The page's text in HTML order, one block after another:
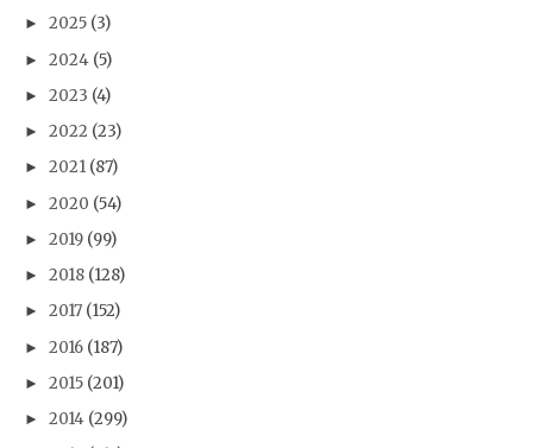
► 2025 (3)
► 2024 (5)
► 2023 (4)
► 2022 (23)
► 2021 (87)
► 2020 (54)
► 2019 (99)
► 2018 (128)
► 2017 (152)
► 2016 (187)
► 2015 (201)
► 2014 (299)